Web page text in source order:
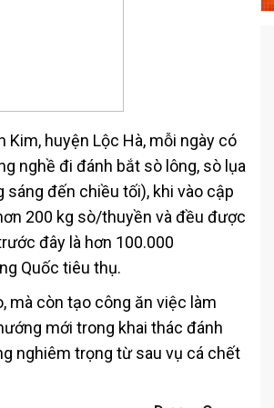
huyện Lộc Hà, mỗi ngày có
nghề đi đánh bắt sò lông, sò lụa
đến chiều tối), khi vào cập
200 kg sò/thuyền và đều được
đây là hơn 100.000
Quốc tiêu thụ.
mà còn tạo công ăn việc làm
mới trong khai thác đánh
nghiêm trọng từ sau vụ cá chết